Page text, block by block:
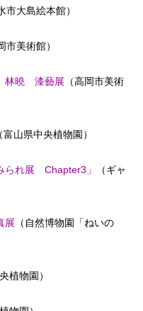
市大島絵本館）
市美術館）
林曉 漆藝展 （高岡市美術
（富山県中央植物園）
られ展 Chapter3」
（ギャ
展 （自然博物園「ねいの
植物園）